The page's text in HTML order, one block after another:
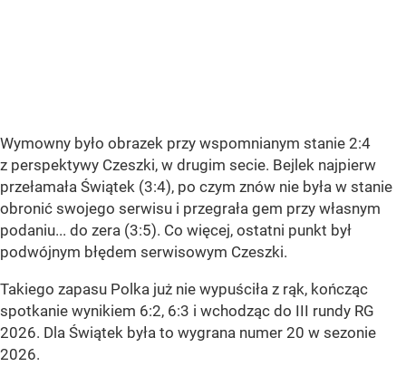
Wymowny było obrazek przy wspomnianym stanie 2:4
z perspektywy Czeszki, w drugim secie. Bejlek najpierw
przełamała Świątek (3:4), po czym znów nie była w stanie
obronić swojego serwisu i przegrała gem przy własnym
podaniu... do zera (3:5). Co więcej, ostatni punkt był
podwójnym błędem serwisowym Czeszki.
Takiego zapasu Polka już nie wypuściła z rąk, kończąc
spotkanie wynikiem 6:2, 6:3 i wchodząc do III rundy RG
2026. Dla Świątek była to wygrana numer 20 w sezonie
2026.